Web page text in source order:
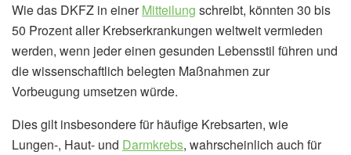
Wie das DKFZ in einerMitteilung schreibt, könnten 30 bis
50 Prozent aller Krebserkrankungen weltweit vermieden
werden, wenn jeder einen gesunden Lebensstil führen und
die wissenschaftlich belegten Maßnahmen zur
Vorbeugung umsetzen würde.
Dies gilt insbesondere für häufige Krebsarten, wie
Lungen-, Haut- und Darmkrebs, wahrscheinlich auch für